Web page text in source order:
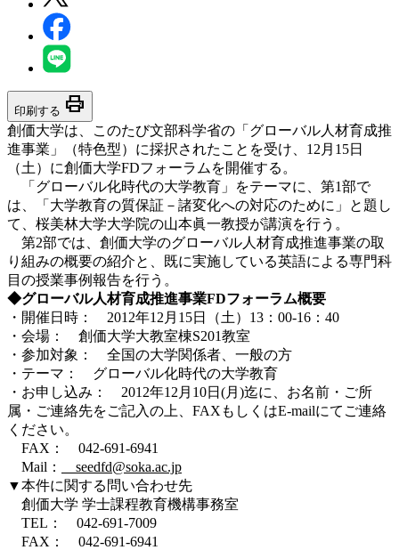
印刷する print
創価大学は、このたび文部科学省の「グローバル人材育成推
進事業」（特色型）に採択されたことを受け、12月15日
（土）に創価大学FDフォーラムを開催する。
「グローバル化時代の大学教育」をテーマに、第1部で
は、「大学教育の質保証－諸変化への対応のために」と題し
て、桜美林大学大学院の山本眞一教授が講演を行う。
第2部では、創価大学のグローバル人材育成推進事業の取
り組みの概要の紹介と、既に実施している英語による専門科
目の授業事例報告を行う。
◆グローバル人材育成推進事業FDフォーラム概要
・開催日時： 2012年12月15日（土）13：00-16：40
・会場： 創価大学大教室棟S201教室
・参加対象： 全国の大学関係者、一般の方
・テーマ： グローバル化時代の大学教育
・お申し込み： 2012年12月10日(月)迄に、お名前・ご所
属・ご連絡先をご記入の上、FAXもしくはE-mailにてご連絡
ください。
FAX： 042-691-6941
Mail：
seedfd@soka.ac.jp
▼本件に関する問い合わせ先
創価大学 学士課程教育機構事務室
TEL： 042-691-7009
FAX： 042-691-6941